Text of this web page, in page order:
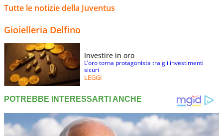
Tutte le notizie della Juventus
Gioielleria Delfino
Investire in oro
L’oro torna protagonista tra gli investimenti
sicuri
LEGGI